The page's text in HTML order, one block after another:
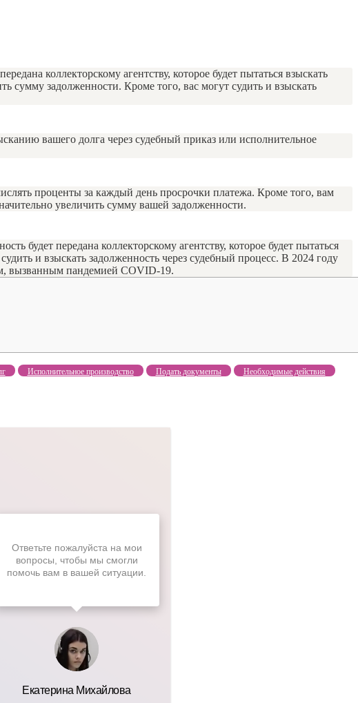
коллекторскому агентству, которое будет пытаться взыскать
сумму задолженности. Кроме того, вас могут судить и взыскать
вашего долга через судебный приказ или исполнительное
проценты за каждый день просрочки платежа. Кроме того, вам
увеличить сумму вашей задолженности.
будет передана коллекторскому агентству, которое будет пытаться
и взыскать задолженность через судебный процесс. В 2024 году
вызванным пандемией COVID-19.
Исполнительное производство Подать документы Необходимые действия